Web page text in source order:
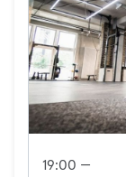
19:00 —